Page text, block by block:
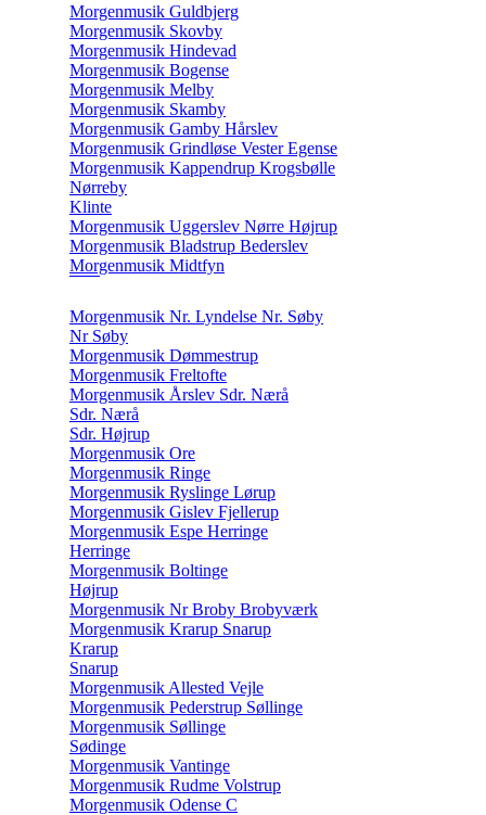
Morgenmusik Guldbjerg
Morgenmusik Skovby
Morgenmusik Hindevad
Morgenmusik Bogense
Morgenmusik Melby
Morgenmusik Skamby
Morgenmusik Gamby Hårslev
Morgenmusik Grindløse Vester Egense
Morgenmusik Kappendrup Krogsbølle
Nørreby
Klinte
Morgenmusik Uggerslev Nørre Højrup
Morgenmusik Bladstrup Bederslev
Morgenmusik Midtfyn
Morgenmusik Nr. Lyndelse Nr. Søby
Nr Søby
Morgenmusik Dømmestrup
Morgenmusik Freltofte
Morgenmusik Årslev Sdr. Nærå
Sdr. Nærå
Sdr. Højrup
Morgenmusik Ore
Morgenmusik Ringe
Morgenmusik Ryslinge Lørup
Morgenmusik Gislev Fjellerup
Morgenmusik Espe Herringe
Herringe
Morgenmusik Boltinge
Højrup
Morgenmusik Nr Broby Brobyværk
Morgenmusik Krarup Snarup
Krarup
Snarup
Morgenmusik Allested Vejle
Morgenmusik Pederstrup Søllinge
Morgenmusik Søllinge
Sødinge
Morgenmusik Vantinge
Morgenmusik Rudme Volstrup
Morgenmusik Odense C